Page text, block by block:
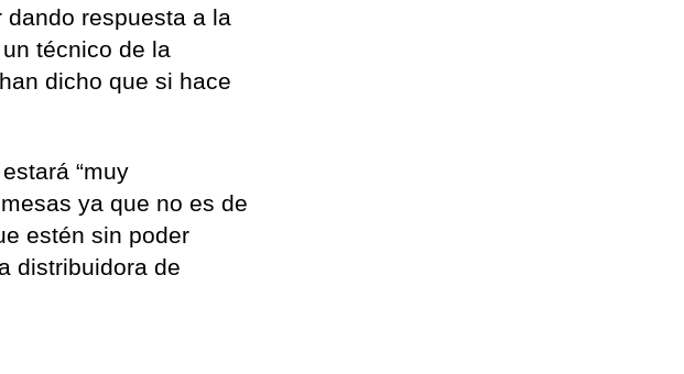
respuesta a la
técnico de la
dicho que si hace
“muy
ya que no es de
estén sin poder
distribuidora de